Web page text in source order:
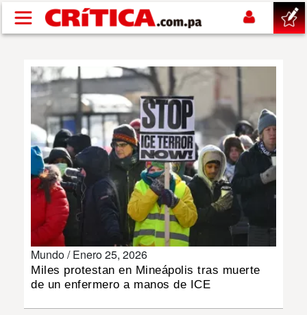
Pasar al contenido principal
SUCESOS
NACIONAL
POLÍTICA
DEPORTES
Mundo /Enero 25, 2026
Miles protestan en Mineápolis tras muerte
de un enfermero a manos de ICE